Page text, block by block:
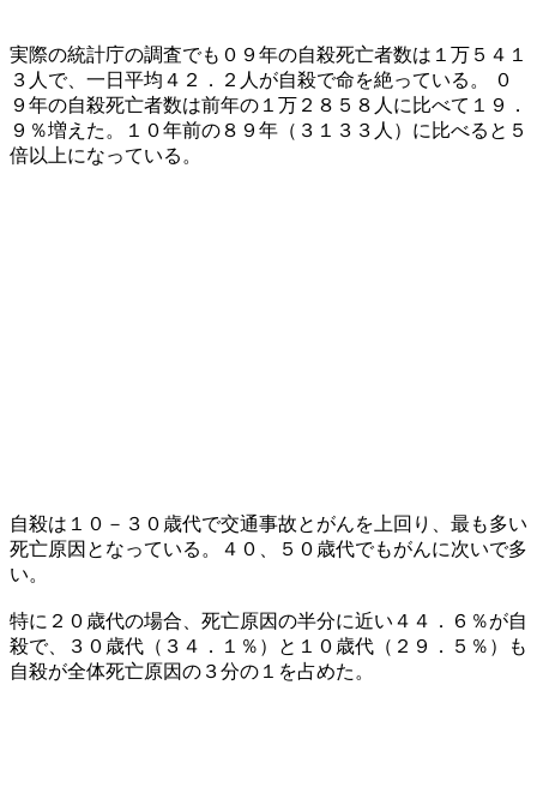
実際の統計庁の調査でも０９年の自殺死亡者数は１万５４１
３人で、一日平均４２．２人が自殺で命を絶っている。 ０
９年の自殺死亡者数は前年の１万２８５８人に比べて１９．
９％増えた。１０年前の８９年（３１３３人）に比べると５
倍以上になっている。
自殺は１０－３０歳代で交通事故とがんを上回り、最も多い
死亡原因となっている。４０、５０歳代でもがんに次いで多
い。
特に２０歳代の場合、死亡原因の半分に近い４４．６％が自
殺で、３０歳代（３４．１％）と１０歳代（２９．５％）も
自殺が全体死亡原因の３分の１を占めた。